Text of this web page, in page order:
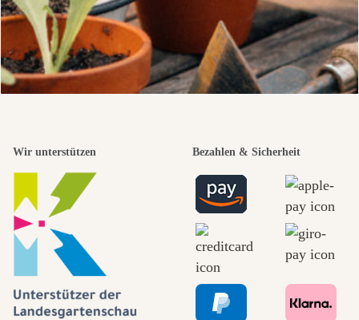
Wir unterstützen Bezahlen & Sicherheit